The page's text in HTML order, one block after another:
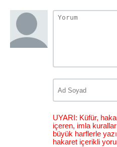
UYARI: Küfür,
içeren, imla
büyük harflerle
hakaret içerikli